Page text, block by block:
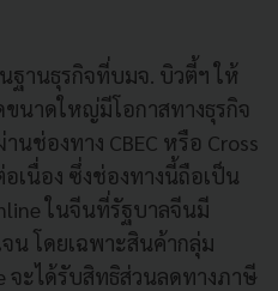
ฐานธุรกิจที่บมจ. บิวตี้ฯ ให้
นาดใหญ่มีโอกาสทางธุรกิจ
นช่องทาง CBEC หรือ Cross
อเนื่อง ซึ่งช่องทางนี้ถือเป็น
ในจีนที่รัฐบาลจีนมี
น โดยเฉพาะสินค้ากลุ่ม
จะได้รับสิทธิส่วนลดทางภาษี